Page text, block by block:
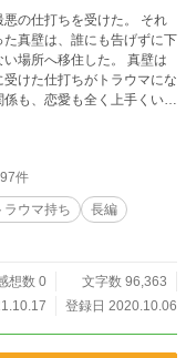
の仕打ちを受けた。 それ
真壁は、誰にも告げずに下
へ移住した。 真壁は
けた仕打ちがトラウマにな
も、恋愛も全く上手くいか
クバンド･スパイラルの曲
宮下悠人と隣の席になる。
るようになり、真壁は次第
ます。閲覧の際はご注意
件
ラウマ持ち
長編
想数 0
文字数 96,363
登録日 2020.10.06